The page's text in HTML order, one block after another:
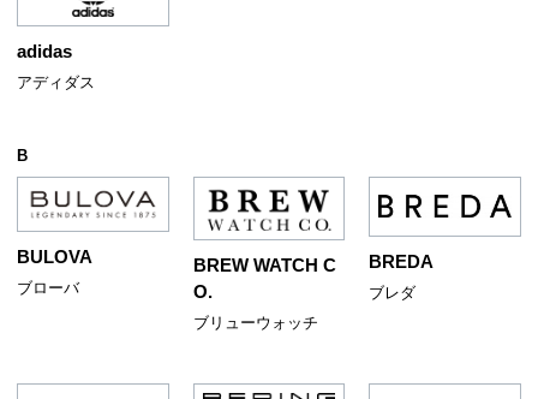
adidas
アディダス
B
BULOVA
ブローバ
BREW WATCH C
O.
ブリューウォッチ
BREDA
ブレダ